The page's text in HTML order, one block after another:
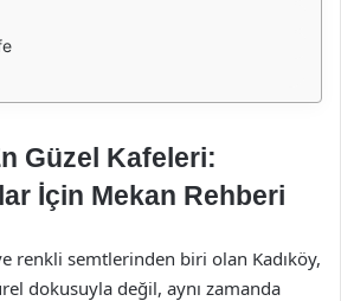
Güzel Kafeleri:
İçin Mekan Rehberi
renkli semtlerinden biri olan Kadıköy,
dokusuyla değil, aynı zamanda